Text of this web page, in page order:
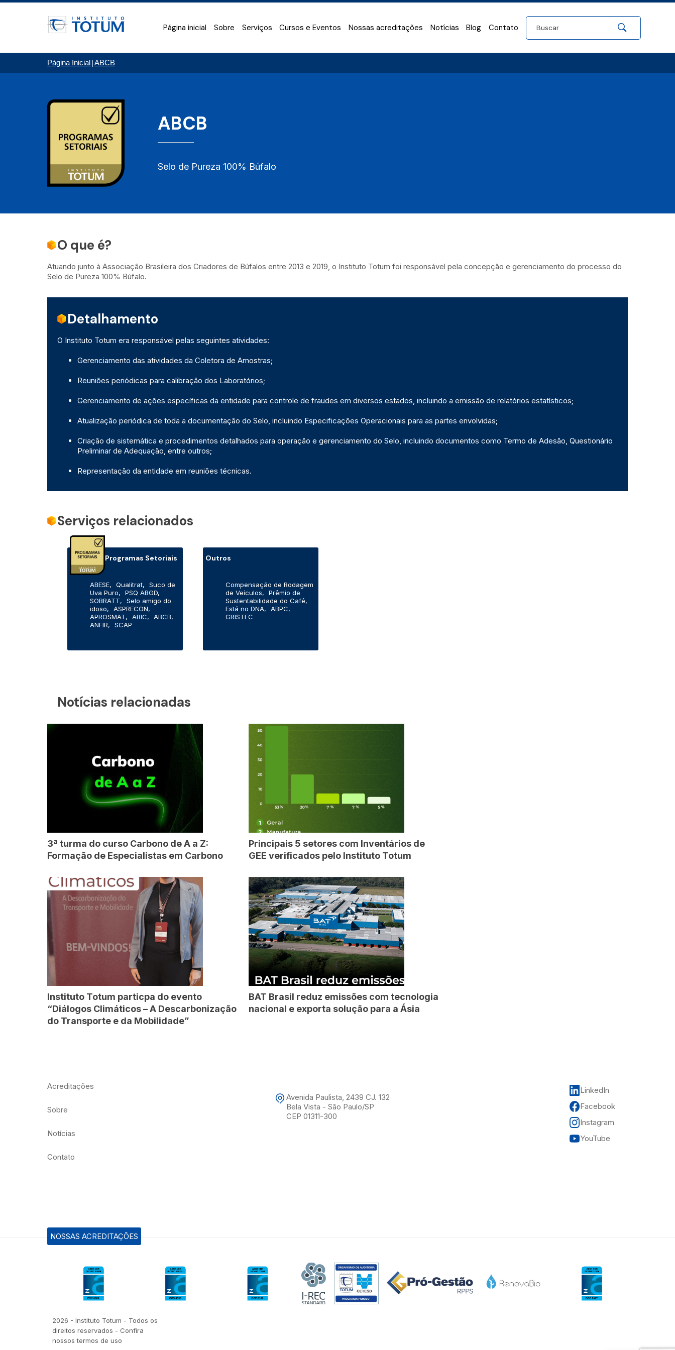
Página inicial Sobre Serviços Cursos e Eventos Nossas acreditações Notícias Blog Contato
Página Inicial|ABCB
ABCB
Selo de Pureza 100% Búfalo
O que é?
Atuando junto à Associação Brasileira dos Criadores de Búfalos entre 2013 e 2019, o Instituto Totum foi responsável pela concepção e gerenciamento do processo do
Selo de Pureza 100% Búfalo.
Detalhamento
O Instituto Totum era responsável pelas seguintes atividades:
Gerenciamento das atividades da Coletora de Amostras;
Reuniões periódicas para calibração dos Laboratórios;
Gerenciamento de ações específicas da entidade para controle de fraudes em diversos estados, incluindo a emissão de relatórios estatísticos;
Atualização periódica de toda a documentação do Selo, incluindo Especificações Operacionais para as partes envolvidas;
Criação de sistemática e procedimentos detalhados para operação e gerenciamento do Selo, incluindo documentos como Termo de Adesão, Questionário
Preliminar de Adequação, entre outros;
Representação da entidade em reuniões técnicas.
Serviços relacionados
Programas Setoriais
ABESE, Qualitrat,
Suco de
Uva Puro,
PSQ ABGD,
SOBRATT,
Selo amigo do
idoso,
ASPRECON,
APROSMAT,
ABIC,
ABCB,
ANFIR,
SCAP
Outros
Compensação de Rodagem
de Veículos,
Prêmio de
Sustentabilidade do Café,
Está no DNA,
ABPC,
GRISTEC
Notícias relacionadas
3ª turma do curso Carbono de A a Z:
Formação de Especialistas em Carbono
Principais 5 setores com Inventários de
GEE verificados pelo Instituto Totum
Instituto Totum particpa do evento
“Diálogos Climáticos – A Descarbonização
do Transporte e da Mobilidade”
BAT Brasil reduz emissões com tecnologia
nacional e exporta solução para a Ásia
Acreditações
Sobre
Notícias
Contato
Avenida Paulista, 2439 CJ. 132
Bela Vista - São Paulo/SP
CEP 01311-300
LinkedIn
Facebook
Instagram
YouTube
NOSSAS ACREDITAÇÕES
2026 - Instituto Totum - Todos os
direitos reservados - Confira
nossos termos de uso